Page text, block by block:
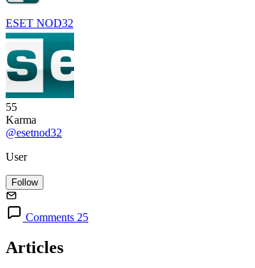
ESET NOD32
55
Karma
@esetnod32
User
Follow
Comments 25
Articles